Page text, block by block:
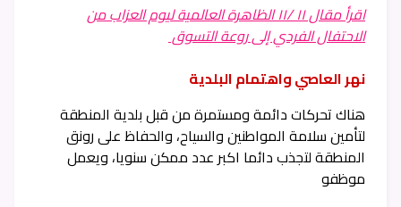
اقرأ مقال ١١ /١١ الظاهرة العالمية ليوم العزاب من
الاحتفال الفردي إلى روعة التسوق
نهر العاصي واهتمام البلدية
هناك تحركات دائمة ومستمرة من قبل بلدية المنطقة
لتأمين سلامة المواطنين والسياح، والحفاظ على رونق
المنطقة لتجذب دائما اكبر عدد ممكن سنويا، ويعمل
موظفو